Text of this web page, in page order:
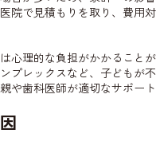
院で見積もりを取り、費用対
心理的な負担がかかることが
プレックスなど、子どもが不
や歯科医師が適切なサポート